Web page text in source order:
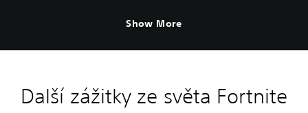
Show More
Další zážitky ze světa Fortnite